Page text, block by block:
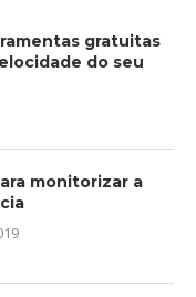
gratuitas
do seu
monitorizar a